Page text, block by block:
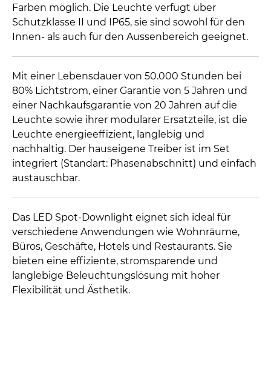
Farben möglich. Die Leuchte verfügt über
Schutzklasse II und IP65, sie sind sowohl für den
Innen- als auch für den Aussenbereich geeignet.
Mit einer Lebensdauer von 50.000 Stunden bei
80% Lichtstrom, einer Garantie von 5 Jahren und
einer Nachkaufsgarantie von 20 Jahren auf die
Leuchte sowie ihrer modularer Ersatzteile, ist die
Leuchte energieeffizient, langlebig und
nachhaltig. Der hauseigene Treiber ist im Set
integriert (Standart: Phasenabschnitt) und einfach
austauschbar.
Das LED Spot-Downlight eignet sich ideal für
verschiedene Anwendungen wie Wohnräume,
Büros, Geschäfte, Hotels und Restaurants. Sie
bieten eine effiziente, stromsparende und
langlebige Beleuchtungslösung mit hoher
Flexibilität und Ästhetik.